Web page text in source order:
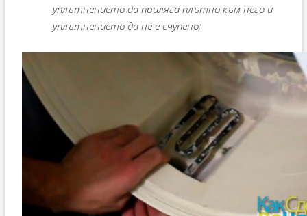
уплътнението да приляга плътно към него и
уплътнението да не е счупено;